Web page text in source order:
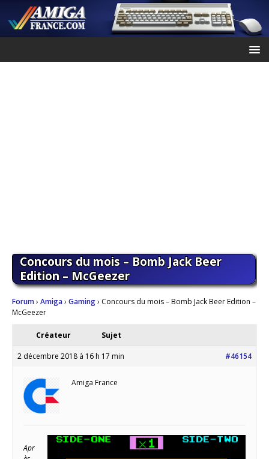
Concours du mois – Bomb Jack Beer
Edition – McGeezer
Forum› Amiga› Gaming› Concours du mois – Bomb Jack Beer Edition –
McGeezer
Créateur Sujet
2 décembre 2018 à 16 h 17 min #46154
Amiga France
Apr